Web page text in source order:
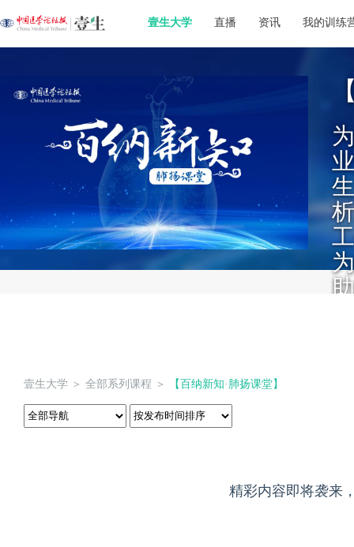
壹生大学 直播 资讯 我的训练
壹生大学 ＞ 全部系列课程 ＞ 【百纳新知·肺扬课堂】
精彩内容即将袭来